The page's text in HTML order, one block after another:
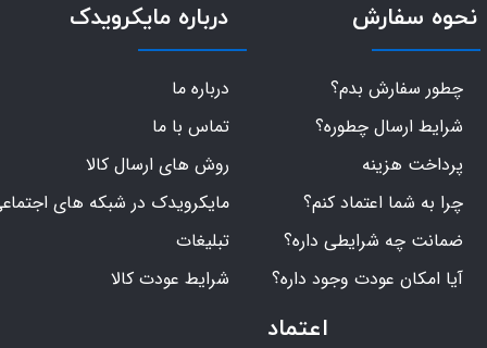
نحوه سفارش
چطور سفارش بدم؟
شرایط ارسال چطوره؟
پرداخت هزینه
چرا به شما اعتماد کنم؟
ضمانت چه شرایطی داره؟
آیا امکان عودت وجود داره؟
اعتماد
درباره مایکرویدک
درباره ما
تماس با ما
روش های ارسال کالا
مایکرویدک در شبکه های
تبلیغات
شرایط عودت کالا